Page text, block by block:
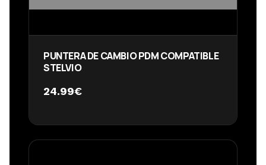
PUNTERA DE CAMBIO PDM COMPATIBLE
STELVIO
24.99€